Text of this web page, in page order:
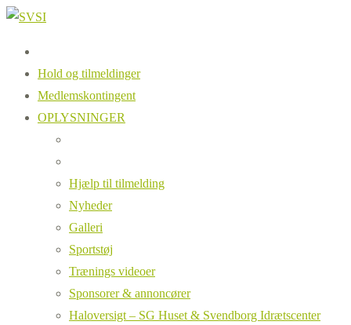
Hold og tilmeldinger
Medlemskontingent
OPLYSNINGER
Hjælp til tilmelding
Nyheder
Galleri
Sportstøj
Trænings videoer
Sponsorer & annoncører
Haloversigt – SG Huset & Svendborg Idrætscenter